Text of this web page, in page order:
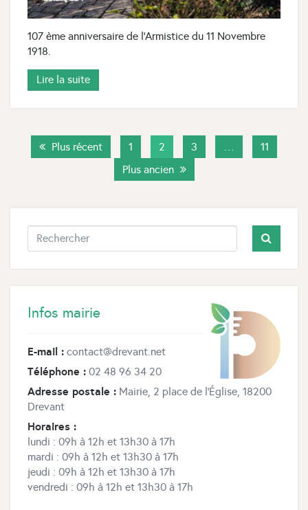
107 ème anniversaire de l'Armistice du 11 Novembre
1918.
Lire la suite
Plus récent 1 2 3 …
11
Plus ancien
Infos mairie
E-mail : contact@drevant.net
Téléphone : 02 48 96 34 20
Adresse postale : Mairie, 2 place de l’Église, 18200
Drevant
Horaires :
lundi : 09h à 12h et 13h30 à 17h
mardi : 09h à 12h et 13h30 à 17h
jeudi : 09h à 12h et 13h30 à 17h
vendredi : 09h à 12h et 13h30 à 17h